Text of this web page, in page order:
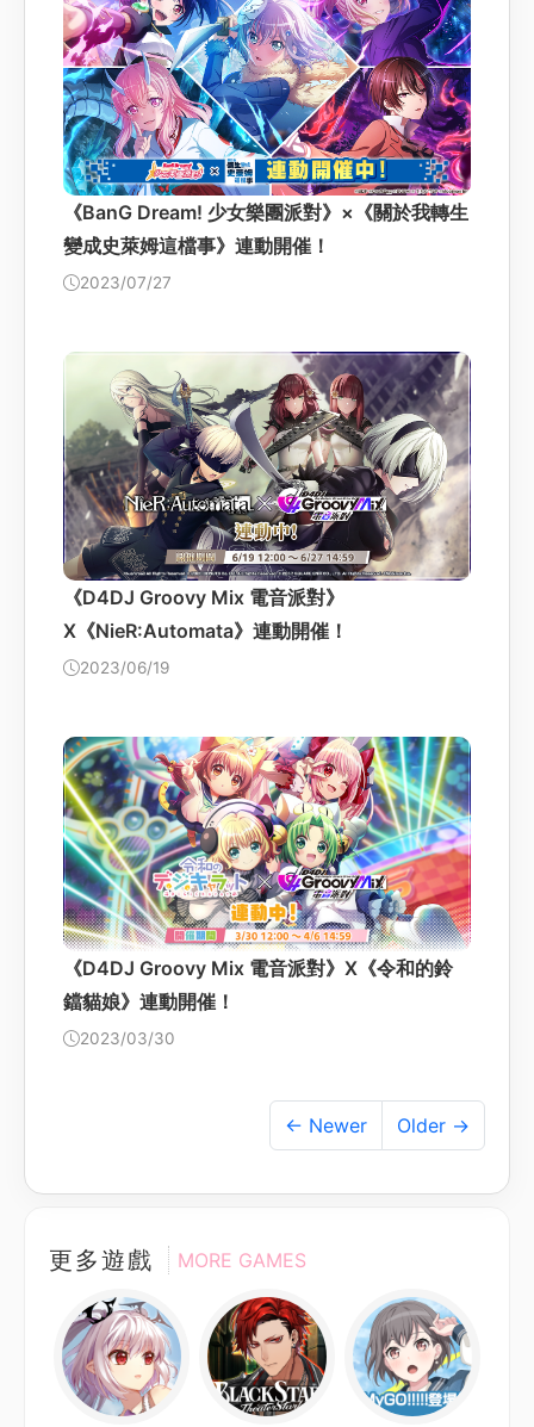
《BanG Dream! 少女樂團派對》×《關於我轉生
變成史萊姆這檔事》連動開催！
2023/07/27
《D4DJ Groovy Mix 電音派對》
X《NieR:Automata》連動開催！
2023/06/19
《D4DJ Groovy Mix 電音派對》X《令和的鈴
鐺貓娘》連動開催！
2023/03/30
← Newer Older →
更多遊戲 MORE GAMES